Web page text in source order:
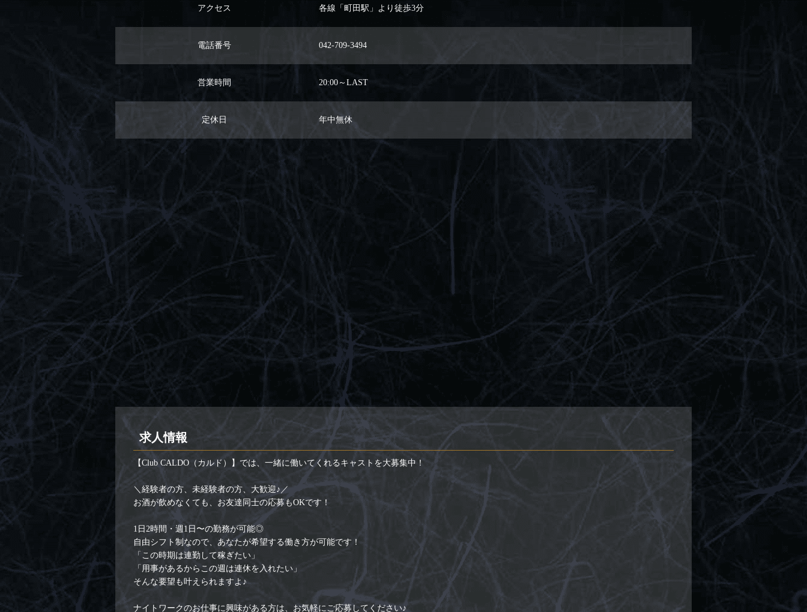
アクセス 各線「町田駅」より徒歩3分
電話番号 042-709-3494
営業時間 20:00～LAST
定休日 年中無休
求人情報
【Club CALDO（カルド）】では、一緒に働いてくれるキャストを大募集中！
＼経験者の方、未経験者の方、大歓迎♪／
お酒が飲めなくても、お友達同士の応募もOKです！
1日2時間・週1日〜の勤務が可能◎
自由シフト制なので、あなたが希望する働き方が可能です！
「この時期は連勤して稼ぎたい」
「用事があるからこの週は連休を入れたい」
そんな要望も叶えられますよ♪
ナイトワークのお仕事に興味がある方は、お気軽にご応募してください♪